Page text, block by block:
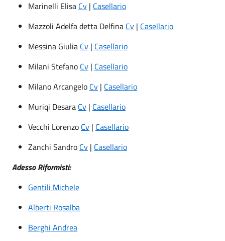
Marinelli Elisa Cv | Casellario
Mazzoli Adelfa detta Delfina Cv | Casellario
Messina Giulia Cv | Casellario
Milani Stefano Cv | Casellario
Milano Arcangelo Cv | Casellario
Muriqi Desara Cv | Casellario
Vecchi Lorenzo Cv | Casellario
Zanchi Sandro Cv | Casellario
Adesso Riformisti:
Gentili Michele
Alberti Rosalba
Berghi Andrea